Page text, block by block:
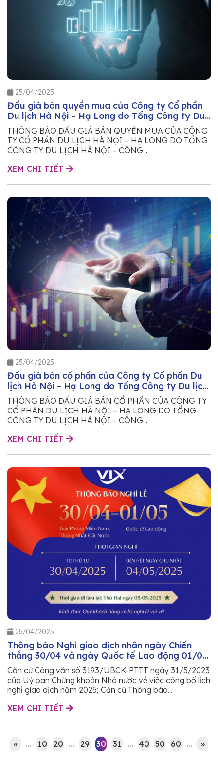
25/04/2025
Đấu giá bán quyền mua của Công ty Cổ phần
Du lịch Hà Nội – Hạ Long do Tổng Công ty Du
lịch Hà Nội – Công ty TNHH sở hữu
THÔNG BÁO ĐẤU GIÁ BÁN QUYỀN MUA CỦA CÔNG
TY CỔ PHẦN DU LỊCH HÀ NỘI – HẠ LONG DO TỔNG
CÔNG TY DU LỊCH HÀ NỘI – CÔNG...
XEM CHI TIẾT
25/04/2025
Đấu giá bán cổ phần của Công ty Cổ phần Du
lịch Hà Nội – Hạ Long do Tổng Công ty Du lịch
Hà Nội – Công ty TNHH sở hữu
THÔNG BÁO ĐẤU GIÁ BÁN CỔ PHẦN CỦA CÔNG TY
CỔ PHẦN DU LỊCH HÀ NỘI – HẠ LONG DO TỔNG
CÔNG TY DU LỊCH HÀ NỘI – CÔNG...
XEM CHI TIẾT
25/04/2025
Thông báo Nghỉ giao dịch nhân ngày Chiến
thắng 30/04 và ngày Quốc tế Lao động 01/05
năm 2025
Căn cứ Công văn số 3193/UBCK-PTTT ngày 31/5/2023
của Uỷ ban Chứng khoán Nhà nước về việc công bố lịch
nghỉ giao dịch năm 2025; Căn cứ Thông báo...
XEM CHI TIẾT
« ... 10 20 ... 29 30 31 ... 40 50 60 ... »